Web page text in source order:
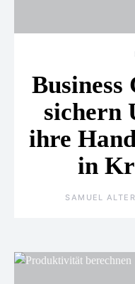
sichern
ihre
in
SAMUEL